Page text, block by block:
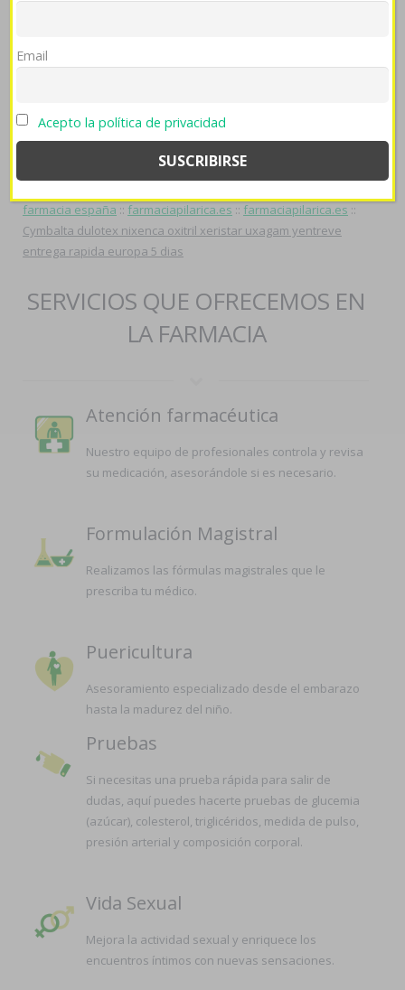
farmaciapilarica.espel atisbar excepto este testeancomprar
generico de seroquel rocoz yadina psicotric atrolak ilufren en
augmentine y amoxicilina ácido
farmacia españa :: farmaciapilarica.es :: farmaciapilarica.es ::
Cymbalta dulotex nixenca oxitril xeristar uxagam yentreve
entrega rapida europa 5 dias
SERVICIOS QUE OFRECEMOS EN
LA FARMACIA
Atención farmacéutica
Nuestro equipo de profesionales controla y revisa
su medicación, asesorándole si es necesario.
Formulación Magistral
Realizamos las fórmulas magistrales que le
prescriba tu médico.
Puericultura
Asesoramiento especializado desde el embarazo
hasta la madurez del niño.
Pruebas
Si necesitas una prueba rápida para salir de
dudas, aquí puedes hacerte pruebas de glucemia
(azúcar), colesterol, triglicéridos, medida de pulso,
presión arterial y composición corporal.
Vida Sexual
Mejora la actividad sexual y enriquece los
encuentros íntimos con nuevas sensaciones.
Email
Acepto la política de privacidad